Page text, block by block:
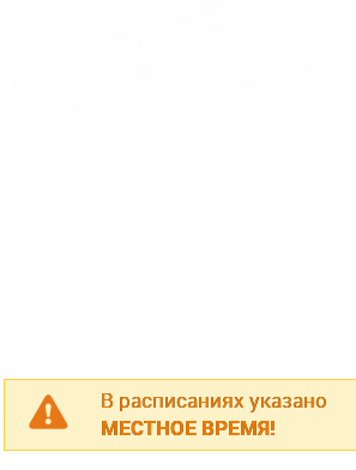
В расписаниях указано
МЕСТНОЕ ВРЕМЯ!